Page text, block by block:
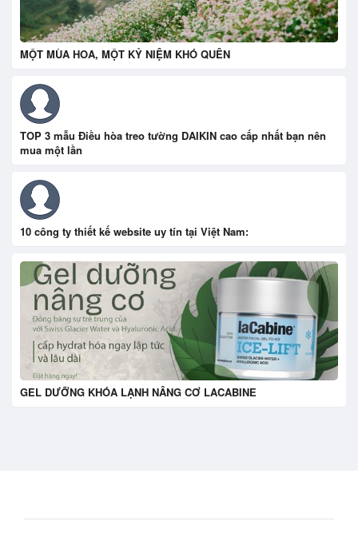
MỘT MÙA HOA, MỘT KỶ NIỆM KHÓ QUÊN
TOP 3 mẫu Điều hòa treo tường DAIKIN cao cấp nhất bạn nên
mua một lần
10 công ty thiết kế website uy tín tại Việt Nam:
GEL DƯỠNG KHÓA LẠNH NÂNG CƠ LACABINE